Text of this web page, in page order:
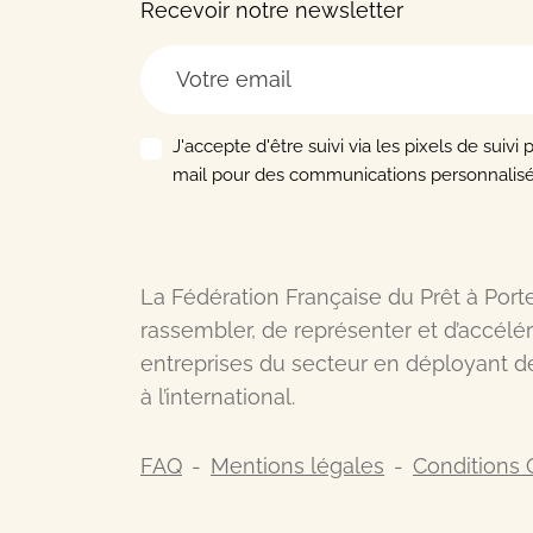
Recevoir notre newsletter
J'accepte d'être suivi via les pixels de suivi
mail pour des communications
La Fédération Française du Prêt à
rassembler, de représenter et
entreprises du secteur en déployant
à l’international.
FAQ Mentions légales Conditions